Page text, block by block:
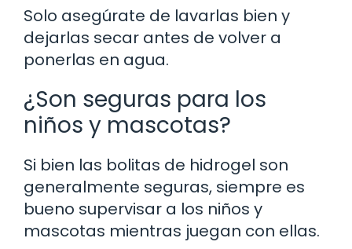
Solo asegúrate de lavarlas bien y
dejarlas secar antes de volver a
ponerlas en agua.
¿Son seguras para los
niños y mascotas?
Si bien las bolitas de hidrogel son
generalmente seguras, siempre es
bueno supervisar a los niños y
mascotas mientras juegan con ellas.